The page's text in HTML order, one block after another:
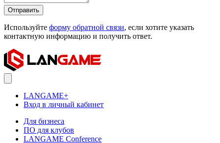
Отправить
Используйте форму обратной связи, если хотите указать
контактную информацию и получить ответ.
LANGAME+
Вход в личный кабинет
Для бизнеса
ПО для клубов
LANGAME Conference